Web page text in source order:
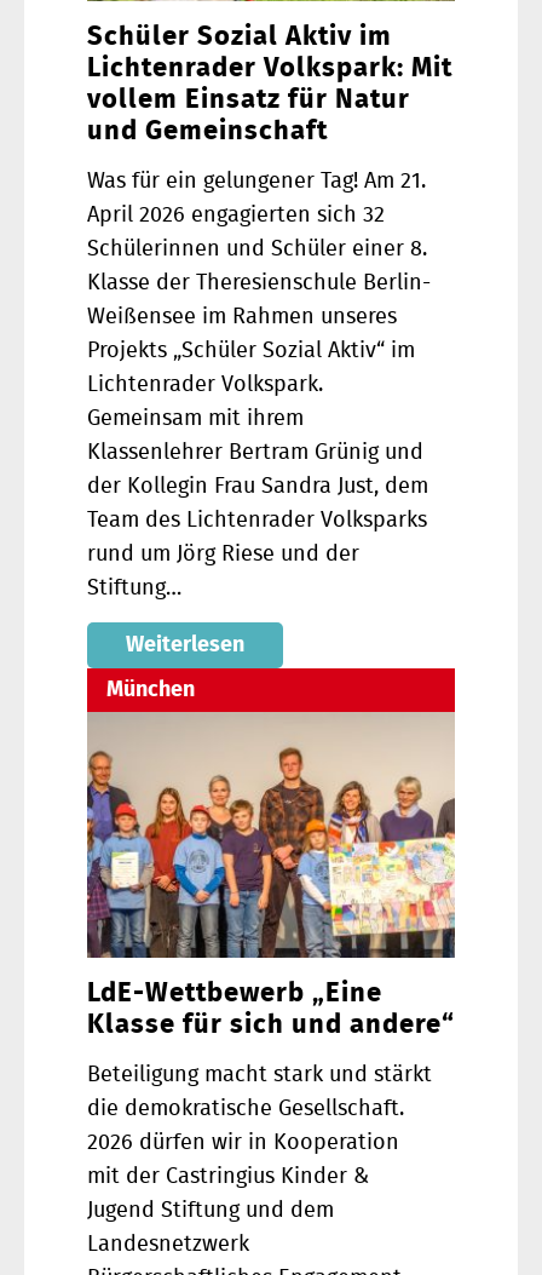
Schüler Sozial Aktiv im
Lichtenrader Volkspark: Mit
vollem Einsatz für Natur
und Gemeinschaft
Was für ein gelungener Tag! Am 21.
April 2026 engagierten sich 32
Schülerinnen und Schüler einer 8.
Klasse der Theresienschule Berlin-
Weißensee im Rahmen unseres
Projekts „Schüler Sozial Aktiv“ im
Lichtenrader Volkspark.
Gemeinsam mit ihrem
Klassenlehrer Bertram Grünig und
der Kollegin Frau Sandra Just, dem
Team des Lichtenrader Volksparks
rund um Jörg Riese und der
Stiftung…
Weiterlesen
München
LdE-Wettbewerb „Eine
Klasse für sich und andere“
Beteiligung macht stark und stärkt
die demokratische Gesellschaft.
2026 dürfen wir in Kooperation
mit der Castringius Kinder &
Jugend Stiftung und dem
Landesnetzwerk